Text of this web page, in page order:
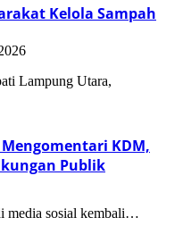
Kelola Sampah
Lampung Utara,
KDM,
Publik
media sosial kembali…